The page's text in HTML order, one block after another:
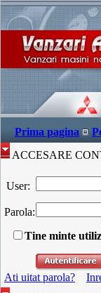
Prima pagina
ACCESARE
User:
Parola:
Tine minte
Ati uitat parola?